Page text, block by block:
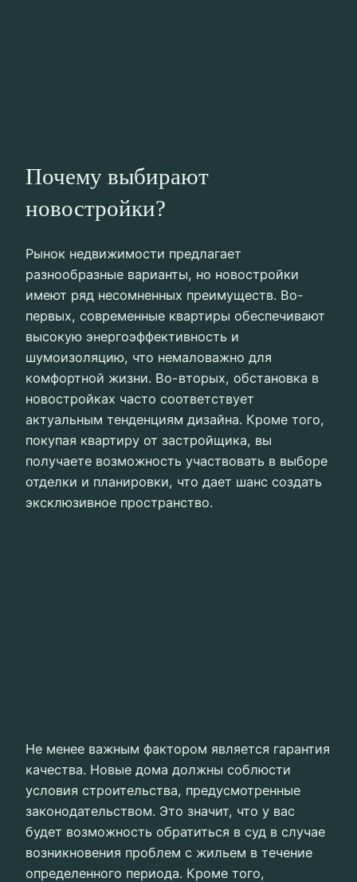
Почему выбирают
новостройки?
Рынок недвижимости предлагает
разнообразные варианты, но новостройки
имеют ряд несомненных преимуществ. Во-
первых, современные квартиры обеспечивают
высокую энергоэффективность и
шумоизоляцию, что немаловажно для
комфортной жизни. Во-вторых, обстановка в
новостройках часто соответствует
актуальным тенденциям дизайна. Кроме того,
покупая квартиру от застройщика, вы
получаете возможность участвовать в выборе
отделки и планировки, что дает шанс создать
эксклюзивное пространство.
Не менее важным фактором является гарантия
качества. Новые дома должны соблюсти
условия строительства, предусмотренные
законодательством. Это значит, что у вас
будет возможность обратиться в суд в случае
возникновения проблем с жильем в течение
определенного периода. Кроме того,